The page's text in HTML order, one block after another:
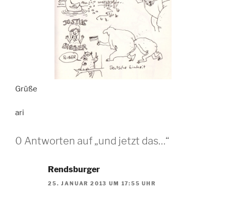
Grüße
ari
0 Antworten auf „und jetzt das…“
Rendsburger
25. JANUAR 2013 UM 17:55 UHR